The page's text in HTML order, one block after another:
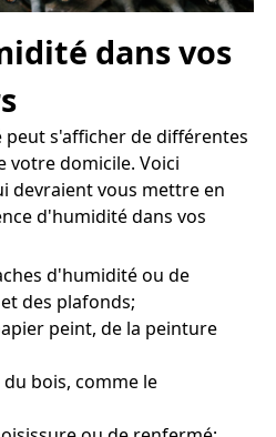
dans vos
s'afficher de différentes
votre domicile. Voici
devraient vous mettre en
d'humidité dans vos
d'humidité ou de
des plafonds;
peint, de la peinture
bois, comme le